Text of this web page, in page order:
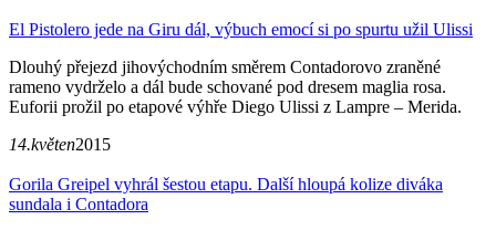
El Pistolero jede na Giru dál, výbuch emocí si po spurtu užil Ulissi
Dlouhý přejezd jihovýchodním směrem Contadorovo zraněné
rameno vydrželo a dál bude schované pod dresem maglia rosa.
Euforii prožil po etapové výhře Diego Ulissi z Lampre – Merida.
14.květen2015
Gorila Greipel vyhrál šestou etapu. Další hloupá kolize diváka
sundala i Contadora